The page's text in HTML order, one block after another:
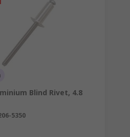
Blind Rivet, 4.8
5350